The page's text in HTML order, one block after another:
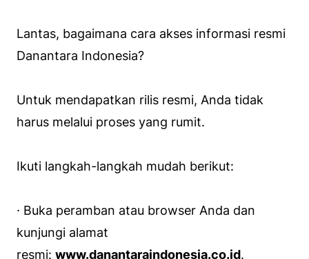
Lantas, bagaimana cara akses informasi resmi
Danantara Indonesia?
Untuk mendapatkan rilis resmi, Anda tidak
harus melalui proses yang rumit.
Ikuti langkah-langkah mudah berikut:
· Buka peramban atau browser Anda dan
kunjungi alamat
resmi: www.danantaraindonesia.co.id.